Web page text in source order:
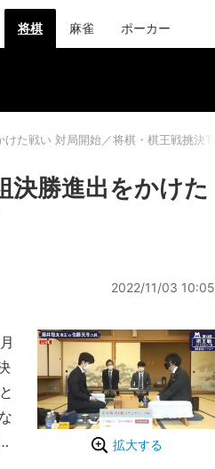
将棋 麻雀 ポーカー
た戦い 対局開始／将棋・棋王戦挑決T
決勝進出をかけた
2022/11/03 10:05
拡大する